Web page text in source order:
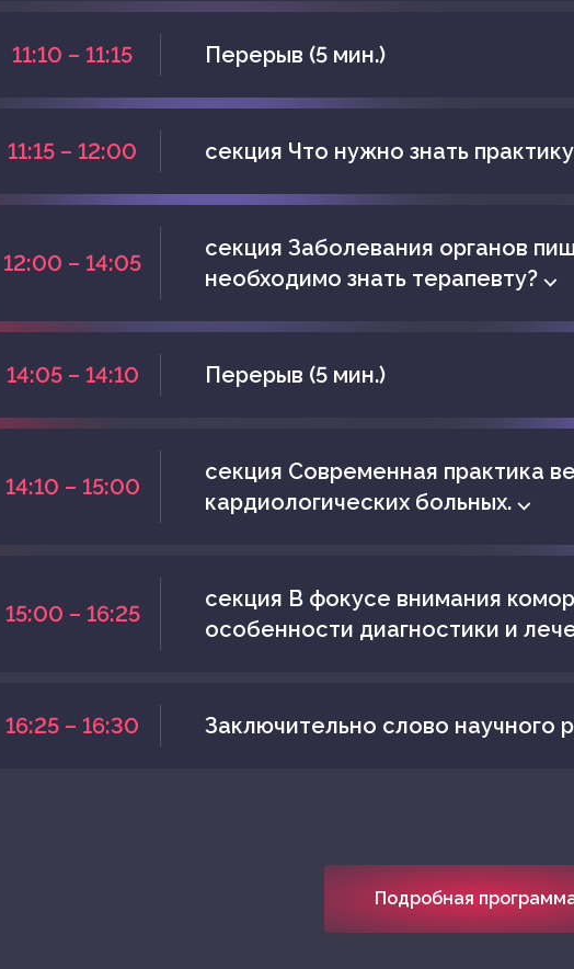
11:10 – 11:15 Перерыв (5 мин.)
11:15 – 12:00 секция Что нужно знать
12:00 – 14:05
секция Заболевания органов
необходимо знать терапевту? ⌵
14:05 – 14:10 Перерыв (5 мин.)
14:10 – 15:00
секция Современная практика
кардиологических больных. ⌵
15:00 – 16:25
секция В фокусе внимания
особенности диагностики и
16:25 – 16:30 Заключительно слово научного
Подробная